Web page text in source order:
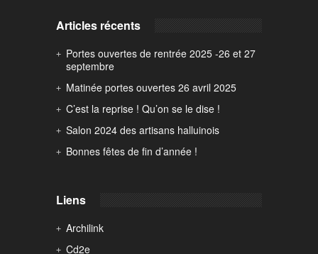
Articles récents
Portes ouvertes de rentrée 2025 -26 et 27
septembre
Matinée portes ouvertes 26 avril 2025
C’est la reprise ! Qu’on se le dise !
Salon 2024 des artisans halluinois
Bonnes fêtes de fin d’année !
Liens
Archilink
Cd2e